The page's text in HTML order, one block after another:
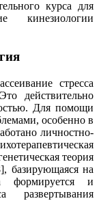
курса для
кинезиологии
стресса
действительно
Для помощи
особенно в
личностно-
теория
базирующаяся на
формируется и
развертывания